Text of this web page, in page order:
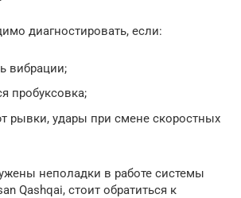
диагностировать, если:
вибрации;
пробуксовка;
рывки, удары при смене скоростных
неполадки в работе системы
Qashqai, стоит обратиться к